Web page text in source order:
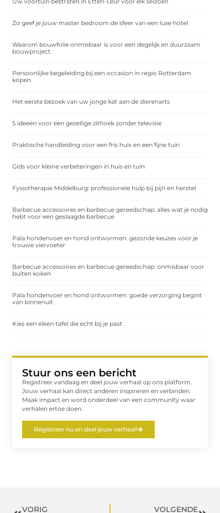
Zo geef je jouw master bedroom de sfeer van een luxe hotel
Waarom bouwfolie onmisbaar is voor een degelijk en duurzaam
bouwproject
Persoonlijke begeleiding bij een occasion in regio Rotterdam
kopen
Het eerste bezoek van uw jonge kat aan de dierenarts
5 ideeën voor een gezellige zithoek zonder televisie
Praktische handleiding voor een fris huis en een fijne tuin
Gids voor kleine verbeteringen in huis en tuin
Fysiotherapie Middelburg: professionele hulp bij pijn en herstel
Barbecue accessoires en barbecue gereedschap: alles wat je nodig
hebt voor een geslaagde barbecue
Pala hondenvoer en hond ontwormen: gezonde keuzes voor je
trouwe viervoeter
Barbecue accessoires en barbecue gereedschap: onmisbaar voor
buiten koken
Pala hondenvoer en hond ontwormen: goede verzorging begint
van binnenuit
Kies een eiken tafel die echt bij je past
Stuur ons een bericht
Registreer vandaag en deel jouw verhaal op ons platform.
Jouw verhaal kan direct anderen inspireren en verbinden.
Maak impact en word onderdeel van een community waar
verhalen ertoe doen.
Registreer nu en deel jouw verhaal!
VORIG VOLGENDE